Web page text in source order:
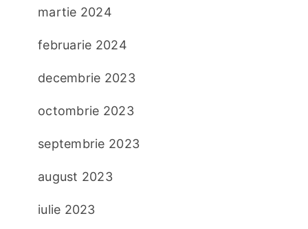
martie 2024
februarie 2024
decembrie 2023
octombrie 2023
septembrie 2023
august 2023
iulie 2023